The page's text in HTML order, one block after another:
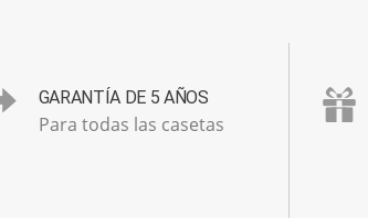
GARANTÍA DE 5 AÑOS
Para todas las casetas